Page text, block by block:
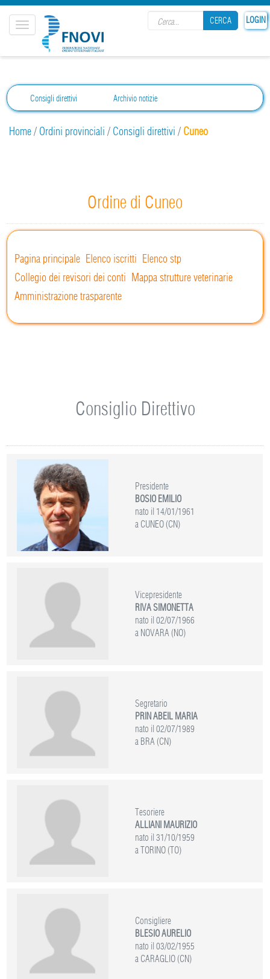
LOGIN
CERCA
CERCA
Toggle
navigation
Consigli direttivi Archivio notizie
Home/ Ordini provinciali / Consigli direttivi / Cuneo
Ordine di Cuneo
Pagina principale Elenco iscritti Elenco stp
Collegio dei revisori dei conti Mappa strutture veterinarie
Amministrazione trasparente
Consiglio Direttivo
Presidente
BOSIO EMILIO
nato il 14/01/1961
a CUNEO (CN)
Vicepresidente
RIVA SIMONETTA
nato il 02/07/1966
a NOVARA (NO)
Segretario
PRIN ABEIL MARIA
nato il 02/07/1989
a BRA (CN)
Tesoriere
ALLIANI MAURIZIO
nato il 31/10/1959
a TORINO (TO)
Consigliere
BLESIO AURELIO
nato il 03/02/1955
a CARAGLIO (CN)